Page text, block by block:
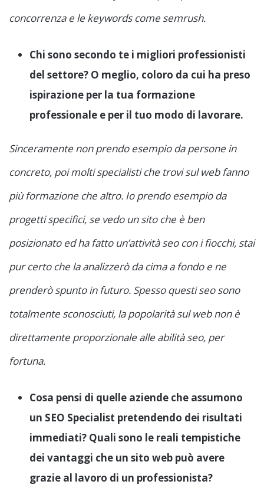
concorrenza e le keywords come semrush.
Chi sono secondo te i migliori professionisti
del settore? O meglio, coloro da cui ha preso
ispirazione per la tua formazione
professionale e per il tuo modo di lavorare.
Sinceramente non prendo esempio da persone in
concreto, poi molti specialisti che trovi sul web fanno
più formazione che altro. Io prendo esempio da
progetti specifici, se vedo un sito che è ben
posizionato ed ha fatto un’attività seo con i fiocchi, stai
pur certo che la analizzerò da cima a fondo e ne
prenderò spunto in futuro. Spesso questi seo sono
totalmente sconosciuti, la popolarità sul web non è
direttamente proporzionale alle abilità seo, per
fortuna.
Cosa pensi di quelle aziende che assumono
un SEO Specialist pretendendo dei risultati
immediati? Quali sono le reali tempistiche
dei vantaggi che un sito web può avere
grazie al lavoro di un professionista?